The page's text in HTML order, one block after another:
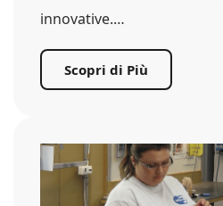
innovative.…
Scopri di Più